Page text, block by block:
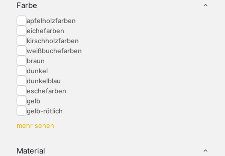
Farbe
apfelholzfarben
eichefarben
kirschholzfarben
weißbuchefarben
braun
dunkel
dunkelblau
eschefarben
gelb
gelb-rötlich
mehr sehen
Material